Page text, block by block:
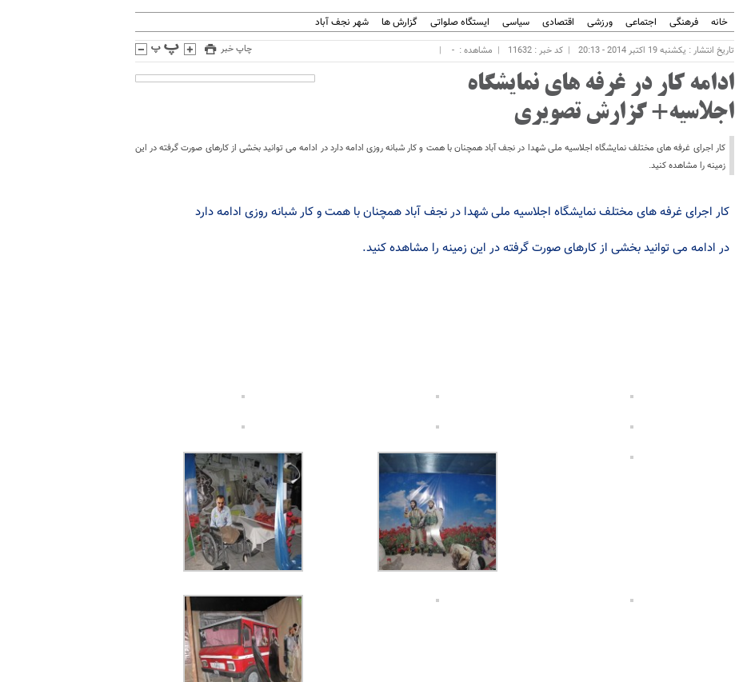
خانه فرهنگی اجتماعی ورزشی اقتصادی سیاسی ایستگاه صلواتی گزارش ها شهر نجف آباد
تاریخ انتشار : یکشنبه 19 اکتبر 2014 - 20:13 کد خبر : 11632 مشاهده : - چاپ خبر
ادامه کار در غرفه های نمایشگاه
اجلاسیه+ گزارش تصویری
کار اجرای غرفه های مختلف نمایشگاه اجلاسیه ملی شهدا در نجف آباد همچنان با همت و کار شبانه روزی ادامه دارد در ادامه می توانید بخشی از کارهای صورت گرفته در این
زمینه را مشاهده کنید.
کار اجرای غرفه های مختلف نمایشگاه اجلاسیه ملی شهدا در نجف آباد همچنان با همت و کار شبانه روزی ادامه دارد
در ادامه می توانید بخشی از کارهای صورت گرفته در این زمینه را مشاهده کنید.